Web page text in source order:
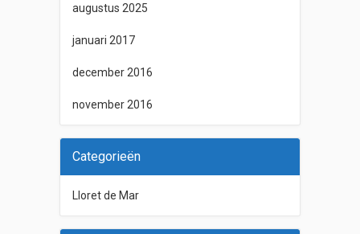
augustus 2025
januari 2017
december 2016
november 2016
Categorieën
Lloret de Mar